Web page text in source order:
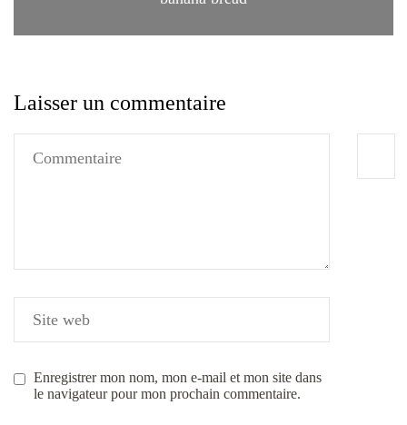
Laisser un commentaire
Enregistrer mon nom, mon e-mail et mon site dans
le navigateur pour mon prochain commentaire.